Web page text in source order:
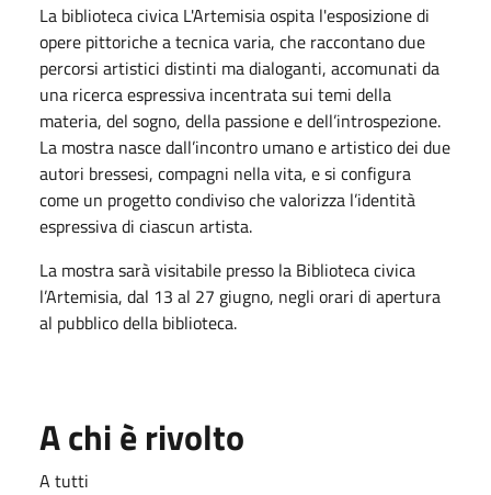
La biblioteca civica L'Artemisia ospita l'esposizione di
opere pittoriche a tecnica varia, che raccontano due
percorsi artistici distinti ma dialoganti, accomunati da
una ricerca espressiva incentrata sui temi della
materia, del sogno, della passione e dell’introspezione.
La mostra nasce dall’incontro umano e artistico dei due
autori bressesi, compagni nella vita, e si configura
come un progetto condiviso che valorizza l’identità
espressiva di ciascun artista.
La mostra sarà visitabile presso la Biblioteca civica
l’Artemisia, dal 13 al 27 giugno, negli orari di apertura
al pubblico della biblioteca.
A chi è rivolto
A tutti